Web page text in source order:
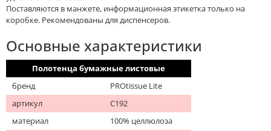
Поставляются в манжете, информационная этикетка только на
коробке. Рекомендованы для диспенсеров.
Основные характеристики
Полотенца бумажные листовые
бренд
PROtissue Lite
артикул
С192
материал
100% целлюлоза